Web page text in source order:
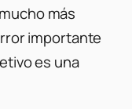
más
importante
es una